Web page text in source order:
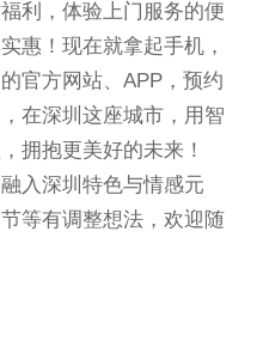
利，体验上门服务的便
惠！现在就拿起手机，
官方网站、APP，预约
在深圳这座城市，用智
拥抱更美好的未来！
入深圳特色与情感元
等有调整想法，欢迎随